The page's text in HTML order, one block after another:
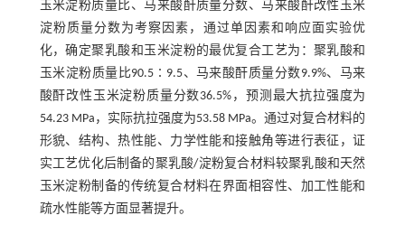
玉米淀粉质量比、马来酸酐质量分数、马来酸酐改性玉米
淀粉质量分数为考察因素，通过单因素和响应面实验优
化，确定聚乳酸和玉米淀粉的最优复合工艺为：聚乳酸和
玉米淀粉质量比90.5∶9.5、马来酸酐质量分数9.9%、马来
酸酐改性玉米淀粉质量分数36.5%，预测最大抗拉强度为
54.23 MPa，实际抗拉强度为53.58 MPa。通过对复合材料的
形貌、结构、热性能、力学性能和接触角等进行表征，证
实工艺优化后制备的聚乳酸/淀粉复合材料较聚乳酸和天然
玉米淀粉制备的传统复合材料在界面相容性、加工性能和
疏水性能等方面显著提升。